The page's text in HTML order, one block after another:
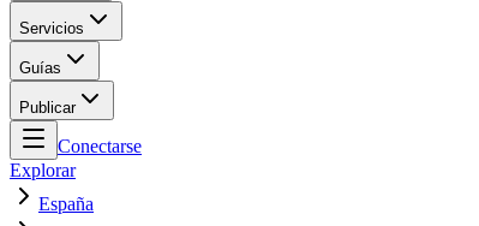
Servicios
Guías
Publicar
Conectarse
Explorar
España